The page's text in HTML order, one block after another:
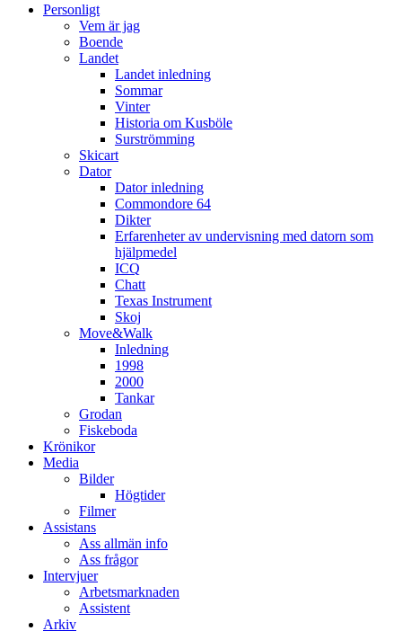
Personligt
Vem är jag
Boende
Landet
Landet inledning
Sommar
Vinter
Historia om Kusböle
Surströmming
Skicart
Dator
Dator inledning
Commondore 64
Dikter
Erfarenheter av undervisning med datorn som
hjälpmedel
ICQ
Chatt
Texas Instrument
Skoj
Move&Walk
Inledning
1998
2000
Tankar
Grodan
Fiskeboda
Krönikor
Media
Bilder
Högtider
Filmer
Assistans
Ass allmän info
Ass frågor
Intervjuer
Arbetsmarknaden
Assistent
Arkiv